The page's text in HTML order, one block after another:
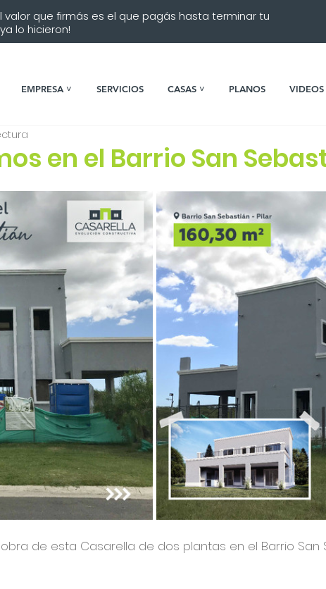
valor que firmás es el que pagás hasta terminar tu
lo hicieron!
EMPRESA ˅ SERVICIOS CASAS ˅ PLANOS VIDEOS
en el Barrio San
de esta Casarella de dos plantas en el Barrio San